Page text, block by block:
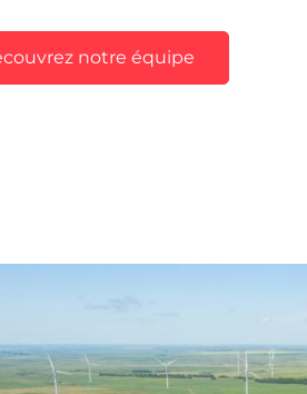
notre équipe